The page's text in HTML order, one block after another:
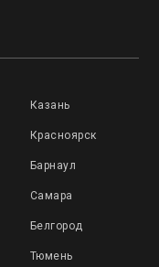
Казань
Красноярск
Барнаул
Самара
Белгород
Тюмень